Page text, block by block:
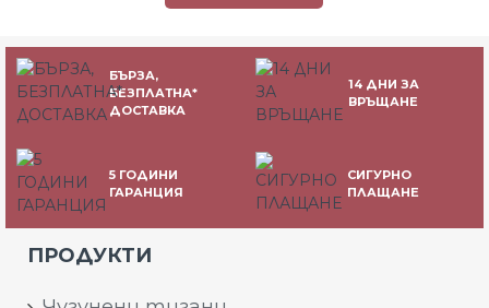
БЪРЗА,
БЕЗПЛАТНА*
ДОСТАВКА
14 ДНИ ЗА
ВРЪЩАНЕ
5 ГОДИНИ
ГАРАНЦИЯ
СИГУРНО
ПЛАЩАНЕ
ПРОДУКТИ